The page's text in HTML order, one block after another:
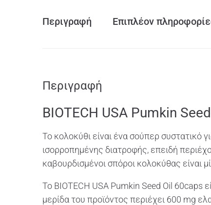
Περιγραφή Επιπλέον
Περιγραφή
BIOTECH USA Pumkin
To κολοκύθι είναι ένα σούπερ συστατικό
ισορροπημένης διατροφής, επειδή
καβουρδισμένοι σπόροι κολοκύθας είναι
To BIOTECH USA Pumkin Seed Oil 60caps
μερίδα του προϊόντος περιέχει 600 mg